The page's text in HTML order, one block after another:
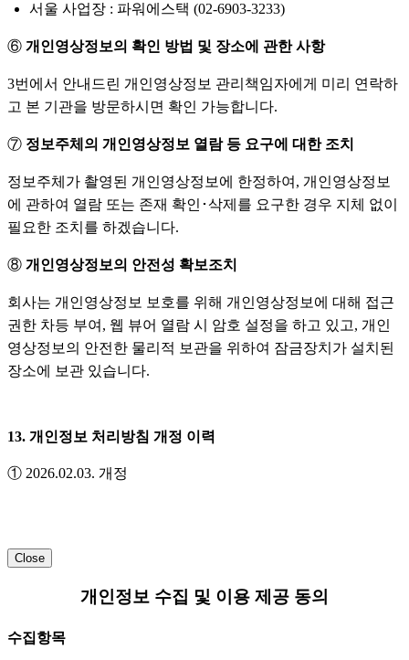
서울 사업장 : 파워에스택 (02-6903-3233)
⑥ 개인영상정보의 확인 방법 및 장소에 관한 사항
3번에서 안내드린 개인영상정보 관리책임자에게 미리 연락하
고 본 기관을 방문하시면 확인 가능합니다.
⑦ 정보주체의 개인영상정보 열람 등 요구에 대한 조치
정보주체가 촬영된 개인영상정보에 한정하여, 개인영상정보
에 관하여 열람 또는 존재 확인･삭제를 요구한 경우 지체 없이
필요한 조치를 하겠습니다.
⑧ 개인영상정보의 안전성 확보조치
회사는 개인영상정보 보호를 위해 개인영상정보에 대해 접근
권한 차등 부여, 웹 뷰어 열람 시 암호 설정을 하고 있고, 개인
영상정보의 안전한 물리적 보관을 위하여 잠금장치가 설치된
장소에 보관 있습니다.
13. 개인정보 처리방침 개정 이력
① 2026.02.03. 개정
Close
개인정보 수집 및 이용 제공 동의
수집항목